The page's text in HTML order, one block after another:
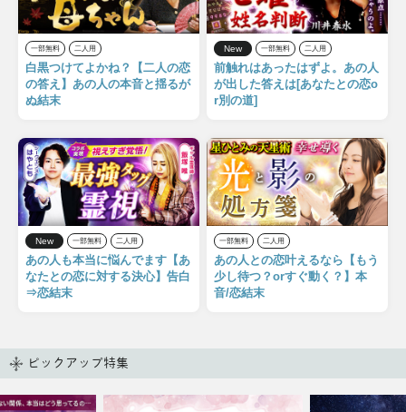
一部無料 二人用
白黒つけてよかね？【二人の恋
の答え】あの人の本音と揺るが
ぬ結末
New 一部無料 二人用
前触れはあったはずよ。あの人
が出した答えは[あなたとの恋o
r別の道]
New 一部無料 二人用
あの人も本当に悩んでます【あ
なたとの恋に対する決心】告白
⇒恋結末
一部無料 二人用
あの人との恋叶えるなら【もう
少し待つ？orすぐ動く？】本
音/恋結末
ピックアップ特集